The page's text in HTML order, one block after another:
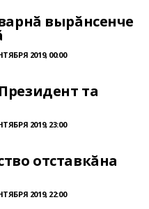
вырăнсенче
2019, 00:00
та
2019, 23:00
отставкăна
2019, 22:00